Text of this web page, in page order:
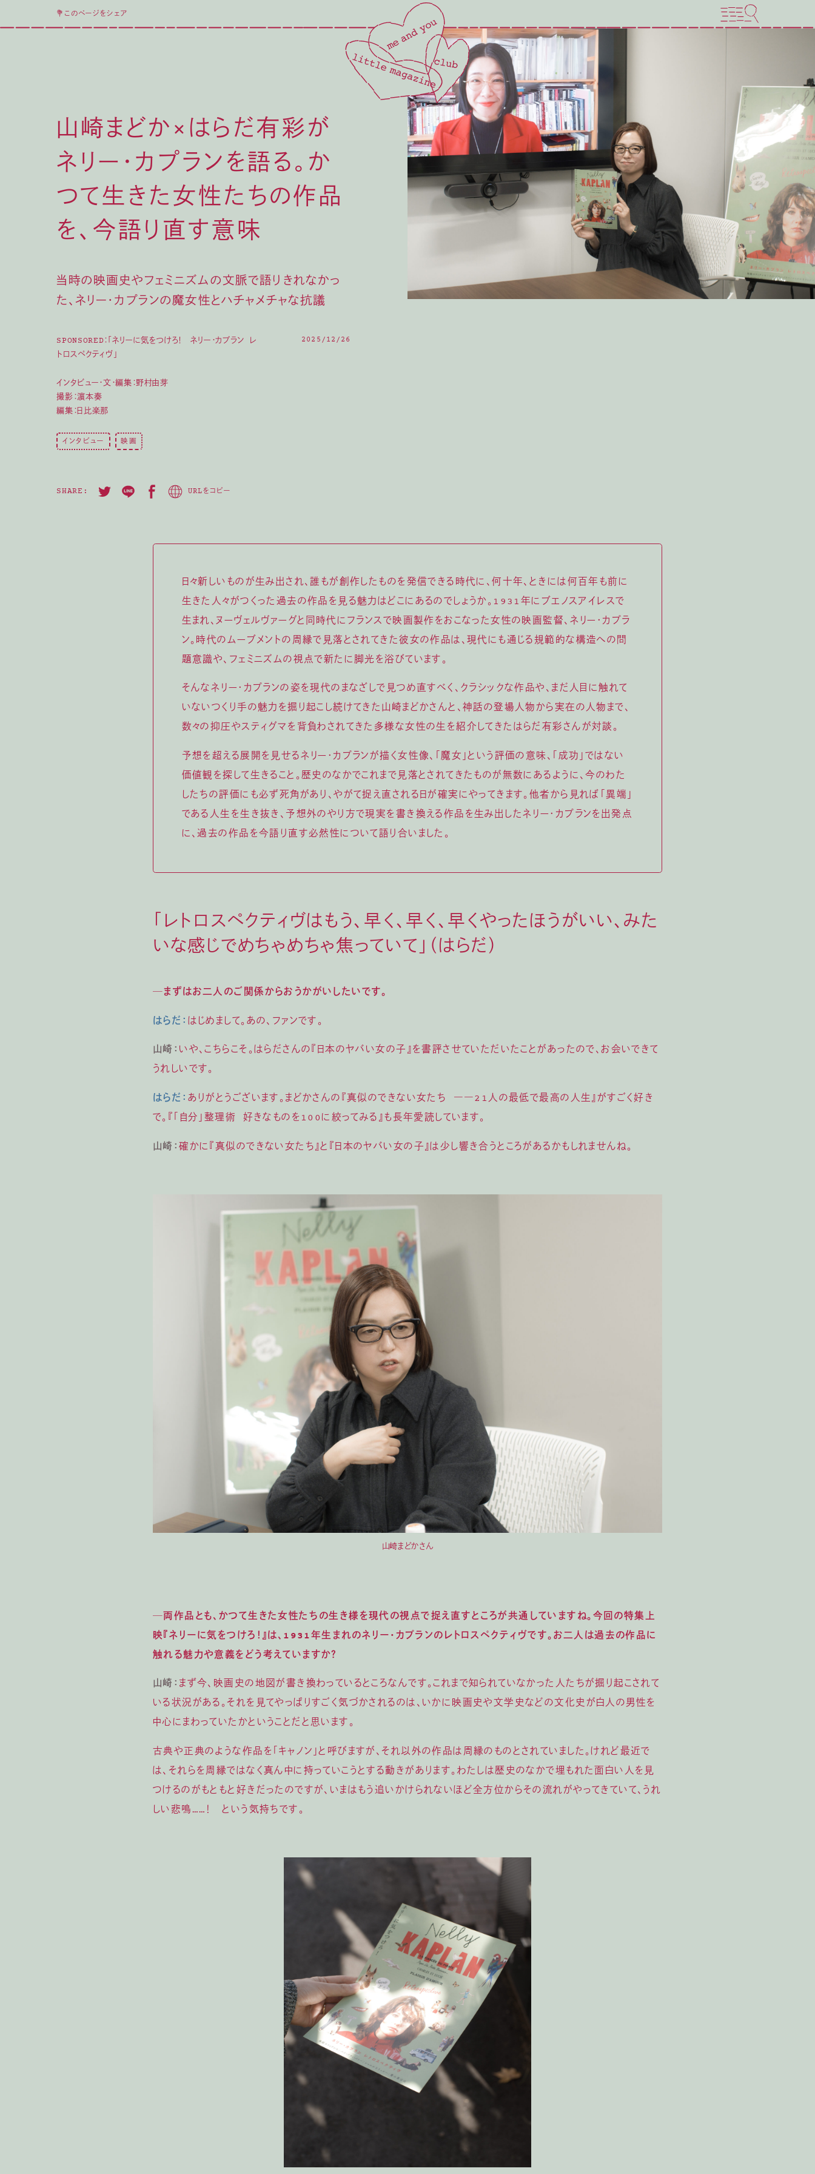
💐このページをシェア
山崎まどか×はらだ有彩が
ネリー・カプランを語る。か
つて生きた女性たちの作品
を、今語り直す意味
当時の映画史やフェミニズムの文脈で語りきれなかっ
た、ネリー・カプランの魔女性とハチャメチャな抗議
SPONSORED：「ネリーに気をつけろ！ ネリー・カプラン レ
トロスペクティヴ」
インタビュー・文・編集：野村由芽
撮影：濵本奏
編集：日比楽那
2025/12/26
インタビュー 映画
SHARE: URLをコピー
日々新しいものが生み出され、誰もが創作したものを発信できる時代に、何十年、ときには何百年も前に
生きた人々がつくった過去の作品を見る魅力はどこにあるのでしょうか。1931年にブエノスアイレスで
生まれ、ヌーヴェルヴァーグと同時代にフランスで映画製作をおこなった女性の映画監督、ネリー・カプラ
ン。時代のムーブメントの周縁で見落とされてきた彼女の作品は、現代にも通じる規範的な構造への問
題意識や、フェミニズムの視点で新たに脚光を浴びています。
そんなネリー・カプランの姿を現代のまなざしで見つめ直すべく、クラシックな作品や、まだ人目に触れて
いないつくり手の魅力を掘り起こし続けてきた山崎まどかさんと、神話の登場人物から実在の人物まで、
数々の抑圧やスティグマを背負わされてきた多様な女性の生を紹介してきたはらだ有彩さんが対談。
予想を超える展開を見せるネリー・カプランが描く女性像、「魔女」という評価の意味、「成功」ではない
価値観を探して生きること。歴史のなかでこれまで見落とされてきたものが無数にあるように、今のわた
したちの評価にも必ず死角があり、やがて捉え直される日が確実にやってきます。他者から見れば「異端」
である人生を生き抜き、予想外のやり方で現実を書き換える作品を生み出したネリー・カプランを出発点
に、過去の作品を今語り直す必然性について語り合いました。
「レトロスペクティヴはもう、早く、早く、早くやったほうがいい、みた
いな感じでめちゃめちゃ焦っていて」（はらだ）
─まずはお二人のご関係からおうかがいしたいです。
はらだ： はじめまして。あの、ファンです。
山崎： いや、こちらこそ。はらださんの『日本のヤバい女の子』を書評させていただいたことがあったので、お会いできて
うれしいです。
はらだ： ありがとうございます。まどかさんの『真似のできない女たち ――21人の最低で最高の人生』がすごく好き
で。『「自分」整理術 好きなものを100に絞ってみる』も長年愛読しています。
山崎：確かに『真似のできない女たち』と『日本のヤバい女の子』は少し響き合うところがあるかもしれませんね。
山崎まどかさん
─両作品とも、かつて生きた女性たちの生き様を現代の視点で捉え直すところが共通していますね。今回の特集上
映『ネリーに気をつけろ！』は、1931年生まれのネリー・カプランのレトロスペクティヴです。お二人は過去の作品に
触れる魅力や意義をどう考えていますか？
山崎： まず今、映画史の地図が書き換わっているところなんです。これまで知られていなかった人たちが掘り起こされて
いる状況がある。それを見てやっぱりすごく気づかされるのは、いかに映画史や文学史などの文化史が白人の男性を
中心にまわっていたかということだと思います。
古典や正典のような作品を「キャノン」と呼びますが、それ以外の作品は周縁のものとされていました。けれど最近で
は、それらを周縁ではなく真ん中に持っていこうとする動きがあります。わたしは歴史のなかで埋もれた面白い人を見
つけるのがもともと好きだったのですが、いまはもう追いかけられないほど全方位からその流れがやってきていて、うれ
しい悲鳴……！ という気持ちです。